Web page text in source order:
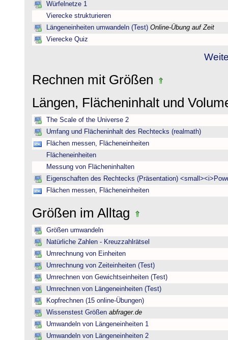
Würfelnetze 1
Vierecke strukturieren
Längeneinheiten umwandeln (Test) Online-Übung auf Zeit
Vierecke Quiz
Rechnen mit Größen
Längen, Flächeninhalt und
The Scale of the Universe 2
Umfang und Flächeninhalt des Rechtecks (realmath)
Flächen messen, Flächeneinheiten
Flächeneinheiten
Messung von Flächeninhalten
Eigenschaften des Rechtecks (Präsentation)
Flächen messen, Flächeneinheiten
Größen im Alltag
Größen umwandeln
Natürliche Zahlen - Kreuzzahlrätsel
Umrechnung von Einheiten
Umrechnung von Zeiteinheiten (Test)
Umrechnen von Gewichtseinheiten (Test)
Umrechnen von Längeneinheiten (Test)
Kopfrechnen (15 online-Übungen)
Wissenstest Größen abfrager.de
Umwandeln von Längeneinheiten 1
Umwandeln von Längeneinheiten 2